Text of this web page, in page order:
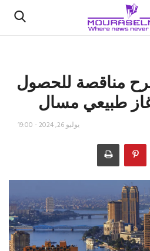
مناقصة للحصول
يوليو 26, 2024 - 19:00